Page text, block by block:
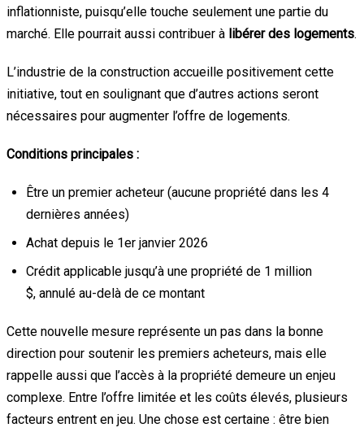
inflationniste, puisqu’elle touche seulement une partie du
marché. Elle pourrait aussi contribuer à libérer des logements.
L’industrie de la construction accueille positivement cette
initiative, tout en soulignant que d’autres actions seront
nécessaires pour augmenter l’offre de logements.
Conditions principales :
Être un premier acheteur (aucune propriété dans les 4
dernières années)
Achat depuis le 1er janvier 2026
Crédit applicable jusqu’à une propriété de 1 million
$, annulé au-delà de ce montant
Cette nouvelle mesure représente un pas dans la bonne
direction pour soutenir les premiers acheteurs, mais elle
rappelle aussi que l’accès à la propriété demeure un enjeu
complexe. Entre l’offre limitée et les coûts élevés, plusieurs
facteurs entrent en jeu. Une chose est certaine : être bien